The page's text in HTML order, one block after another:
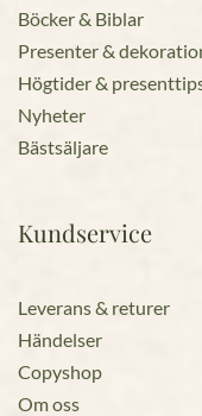
Böcker & Biblar
Presenter &
Högtider &
Nyheter
Bästsäljare
Kundservice
Leverans & returer
Händelser
Copyshop
Om oss